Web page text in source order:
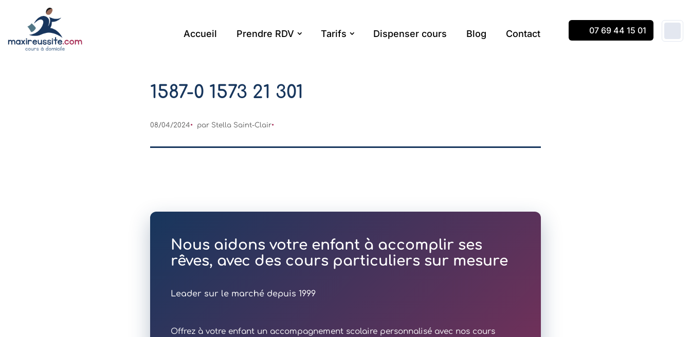
Accueil Prendre RDV Tarifs Dispenser cours Blog Contact 07 69 44 15 01
1587-0 1573 21 301
08/04/2024 par Stella Saint-Clair
Nous aidons votre enfant à accomplir ses
rêves, avec des cours particuliers sur mesure
Leader sur le marché depuis 1999
Offrez à votre enfant un accompagnement scolaire personnalisé avec nos cours